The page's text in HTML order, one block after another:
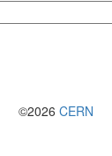
©2026 CERN